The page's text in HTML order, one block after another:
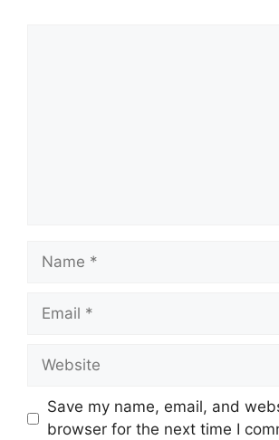
Name
Email
Website
Save my name, email, and
browser for the next time I